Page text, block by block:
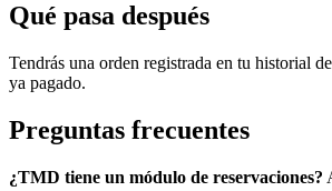
Qué pasa después
Tendrás una orden registrada en tu historial de
ya pagado.
Preguntas frecuentes
¿TMD tiene un módulo de reservaciones?